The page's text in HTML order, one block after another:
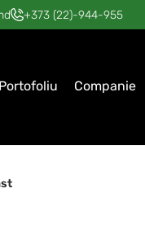
+373 (22)-944-955
Portofoliu Companie